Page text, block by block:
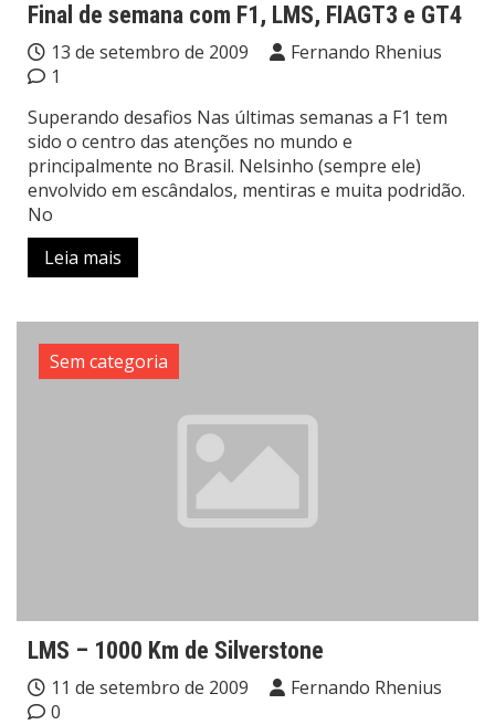
Final de semana com F1, LMS, FIAGT3 e GT4
13 de setembro de 2009
Fernando Rhenius
1
Superando desafios Nas últimas semanas a F1 tem
sido o centro das atenções no mundo e
principalmente no Brasil. Nelsinho (sempre ele)
envolvido em escândalos, mentiras e muita podridão.
No
Leia mais
Sem categoria
LMS – 1000 Km de Silverstone
11 de setembro de 2009
Fernando Rhenius
0